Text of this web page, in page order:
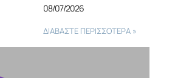
08/07/2026
ΔΙΑΒΑΣΤΕ ΠΕΡΙΣΣΟΤΕΡΑ »